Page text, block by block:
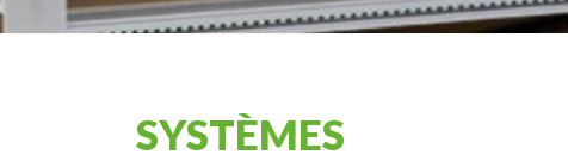
SYSTÈMES